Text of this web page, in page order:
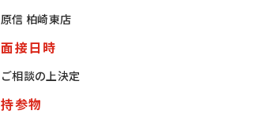
原信 柏崎東店
面接日時
ご相談の上決定
持参物